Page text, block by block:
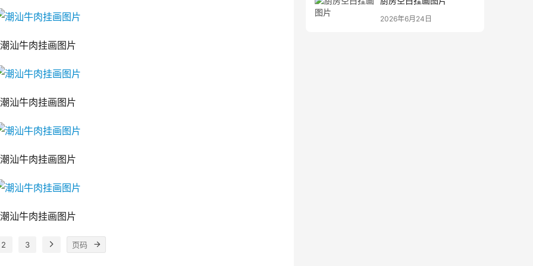
潮汕牛肉挂画图片
潮汕牛肉挂画图片
潮汕牛肉挂画图片
潮汕牛肉挂画图片
2 3
2026年6月24日